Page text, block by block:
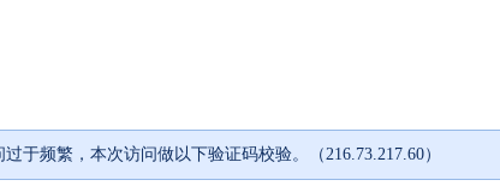
过于频繁，本次访问做以下验证码校验。（216.73.217.60）